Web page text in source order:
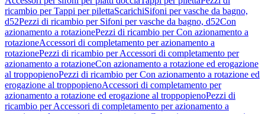
ricambio per Tappi per pilettaScarichiSifoni per vasche da bagno,
d52Pezzi di ricambio per Sifoni per vasche da bagno, d52Con
azionamento a rotazionePezzi di ricambio per Con azionamento a
rotazioneAccessori di completamento per azionamento a
rotazionePezzi di ricambio per Accessori di completamento per
azionamento a rotazioneCon azionamento a rotazione ed erogazione
al troppopienoPezzi di ricambio per Con azionamento a rotazione ed
erogazione al troppopienoAccessori di completamento per
azionamento a rotazione ed erogazione al troppopienoPezzi di
ricambio per Accessori di completamento per azionamento a